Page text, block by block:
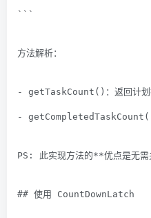
```
方法解析：
- getTaskCount()：返回计划执
- getCompletedTaskCount()：
PS: 此实现方法的**优点是无
## 使用 CountDownLatch